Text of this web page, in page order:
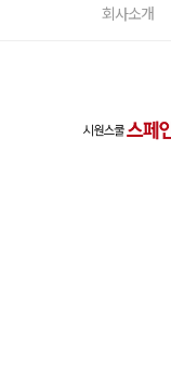
회사소개